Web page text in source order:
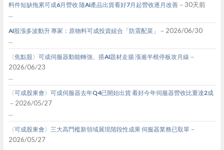
料件短缺拖累可成6月營收 隨AI產品出貨看好7月起營收逐月改善－30天前
...
AI股漲多波動升 專家：原物料可成投資組合「防震配菜」 －2026/06/30
...
〈焦點股〉可成伺服器動能轉強、搭AI題材走揚 漲逾半根停板攻月線 －
2026/06/23
...
〈可成股東會〉可成伺服器去年Q4已開始出貨 看好今年伺服器營收比重達2成
－2026/05/27
...
〈可成股東會〉三大高門檻新領域展現階段性成果 伺服器業務已取單－
2026/05/27